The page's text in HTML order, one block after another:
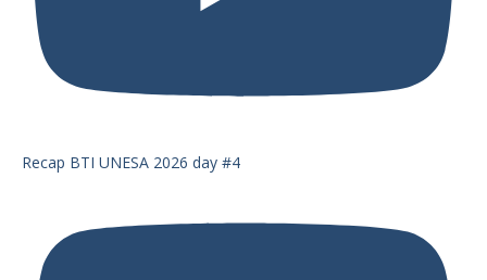
Recap BTI UNESA 2026 day #4